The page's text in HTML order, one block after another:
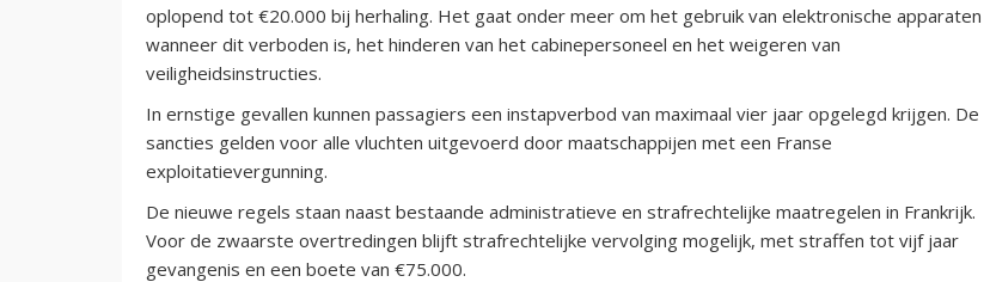
oplopend tot €20.000 bij herhaling. Het gaat onder meer om het gebruik van elektronische apparaten
wanneer dit verboden is, het hinderen van het cabinepersoneel en het weigeren van
veiligheidsinstructies.
In ernstige gevallen kunnen passagiers een instapverbod van maximaal vier jaar opgelegd krijgen. De
sancties gelden voor alle vluchten uitgevoerd door maatschappijen met een Franse
exploitatievergunning.
De nieuwe regels staan naast bestaande administratieve en strafrechtelijke maatregelen in Frankrijk.
Voor de zwaarste overtredingen blijft strafrechtelijke vervolging mogelijk, met straffen tot vijf jaar
gevangenis en een boete van €75.000.